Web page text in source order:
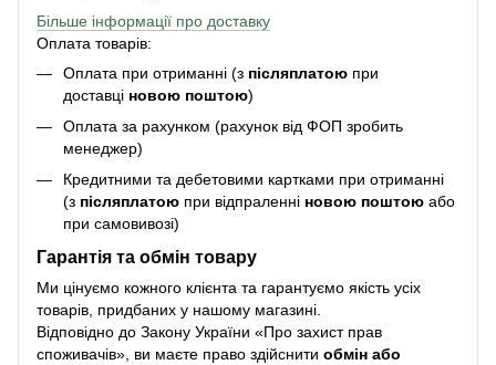
Більше інформації про доставку
Оплата товарів:
Оплата при отриманні (з післяплатою при
доставці новою поштою)
Оплата за рахунком (рахунок від ФОП зробить
менеджер)
Кредитними та дебетовими картками при отриманні
(з післяплатою при відпраленні новою поштою або
при самовивозі)
Гарантія та обмін товару
Ми цінуємо кожного клієнта та гарантуємо якість усіх
товарів, придбаних у нашому магазині.
Відповідно до Закону України «Про захист прав
споживачів», ви маєте право здійснити обмін або